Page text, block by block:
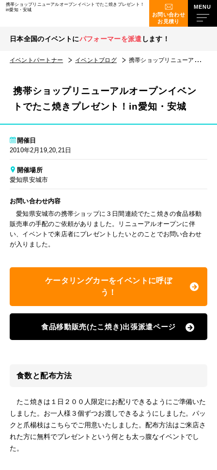
携帯ショップリニューアルオープンイベントでたこ焼きプレゼント！
in愛知・安城
お問い合わせ
お見積り
日本全国のイベントにパフォーマーを派遣 します！
イベントパートナー イベントブログ 携帯ショップリニューアルオープンイベントでたこ焼きプレゼント！in愛知・安城
携帯ショップリニューアルオープンイベン
トでたこ焼きプレゼント！in愛知・安城
開催日
2010年2月19,20,21日
開催場所
愛知県安城市
お問い合わせ内容
愛知県安城市の携帯ショップに３日間連続でたこ焼きの食品移動
販売車の手配のご依頼がありました。リニューアルオープンに伴
い、イベントで来店者にプレゼントしたいとのことでお問い合わせ
が入りました。
ケータリングカーをイベントに呼ぼ
う！
食品移動販売(たこ焼き)出張派遣ページ
食数と配布方法
たこ焼きは１日２００人限定にお配りできるようにご準備いた
しました。お一人様３個ずつお渡しできるようにしました。パッ
クと爪楊枝はこちらでご用意いたしました。配布方法はご来店さ
れた方に無料でプレゼントという何とも太っ腹なイベントでし
た。